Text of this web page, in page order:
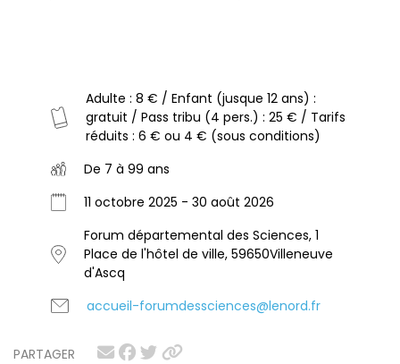
PARTAGER
Adulte : 8 € / Enfant (jusque 12 ans) :
gratuit / Pass tribu (4 pers.) : 25 € / Tarifs
réduits : 6 € ou 4 € (sous conditions)
De 7 à 99 ans
11 octobre 2025 - 30 août 2026
Forum départemental des Sciences, 1
Place de l'hôtel de ville, 59650Villeneuve
d'Ascq
accueil-forumdessciences@lenord.fr